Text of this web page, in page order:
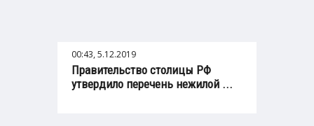
00:43, 5.12.2019
Правительство столицы РФ
утвердило перечень нежилой ...